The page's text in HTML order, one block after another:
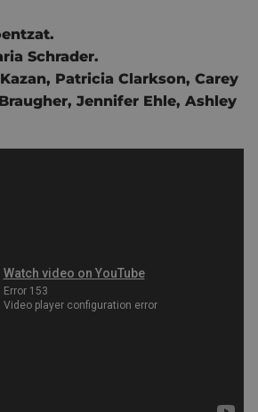
Schrader.
, Patricia Clarkson, Carey
, Jennifer Ehle, Ashley